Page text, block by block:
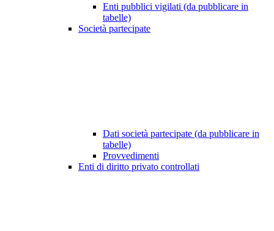
Enti pubblici vigilati (da pubblicare in
tabelle)
Società partecipate
Dati società partecipate (da pubblicare in
tabelle)
Provvedimenti
Enti di diritto privato controllati